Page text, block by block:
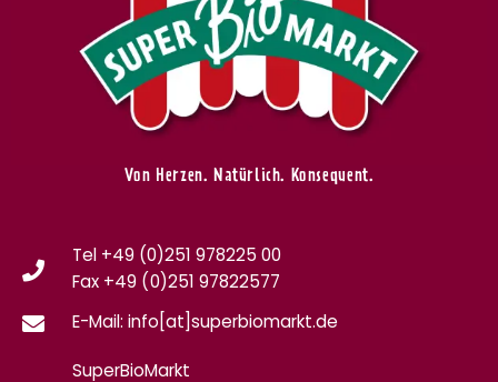
Von Herzen. Natürlich. Konsequent.
Tel +49 (0)251 978225 00
Fax +49 (0)251 97822577
E-Mail: info[at]superbiomarkt.de
SuperBioMarkt